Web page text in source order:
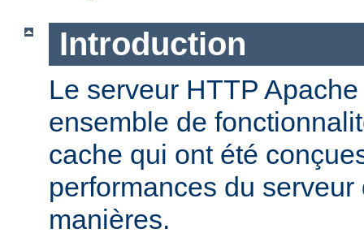
Introduction
Le serveur HTTP
ensemble de
cache qui ont été
performances du serveur
manières.